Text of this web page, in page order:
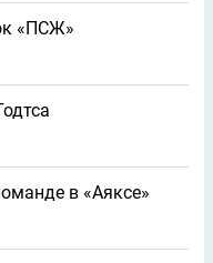
«ПСЖ»
в «Аяксе»